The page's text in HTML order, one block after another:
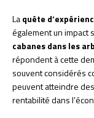
Laquête
également un impact
cabanes dans les
répondent à cette
souvent considérés
peuvent atteindre
rentabilité dans